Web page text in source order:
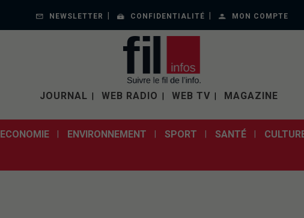
NEWSLETTER CONFIDENTIALITÉ MON COMPTE
JOURNAL WEB RADIO WEB TV MAGAZINE
ECONOMIE ENVIRONNEMENT SPORT SANTÉ